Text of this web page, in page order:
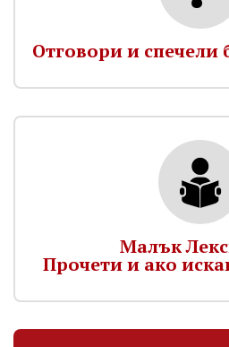
Отговори и спечели
Малък
Прочети и ако